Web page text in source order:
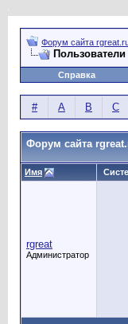
Форум сайта
Пользователи
Справка
# A B C
Форум сайта
Имя
rgreat
Администратор